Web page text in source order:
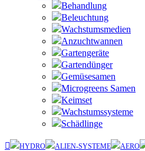
Behandlung
Beleuchtung
Wachstumsmedien
Anzuchtwannen
Gartengeräte
Gartendünger
Gemüsesamen
Microgreens Samen
Keimset
Wachstumssysteme
Schädlinge
HYDRO ALIEN-SYSTEME AERO